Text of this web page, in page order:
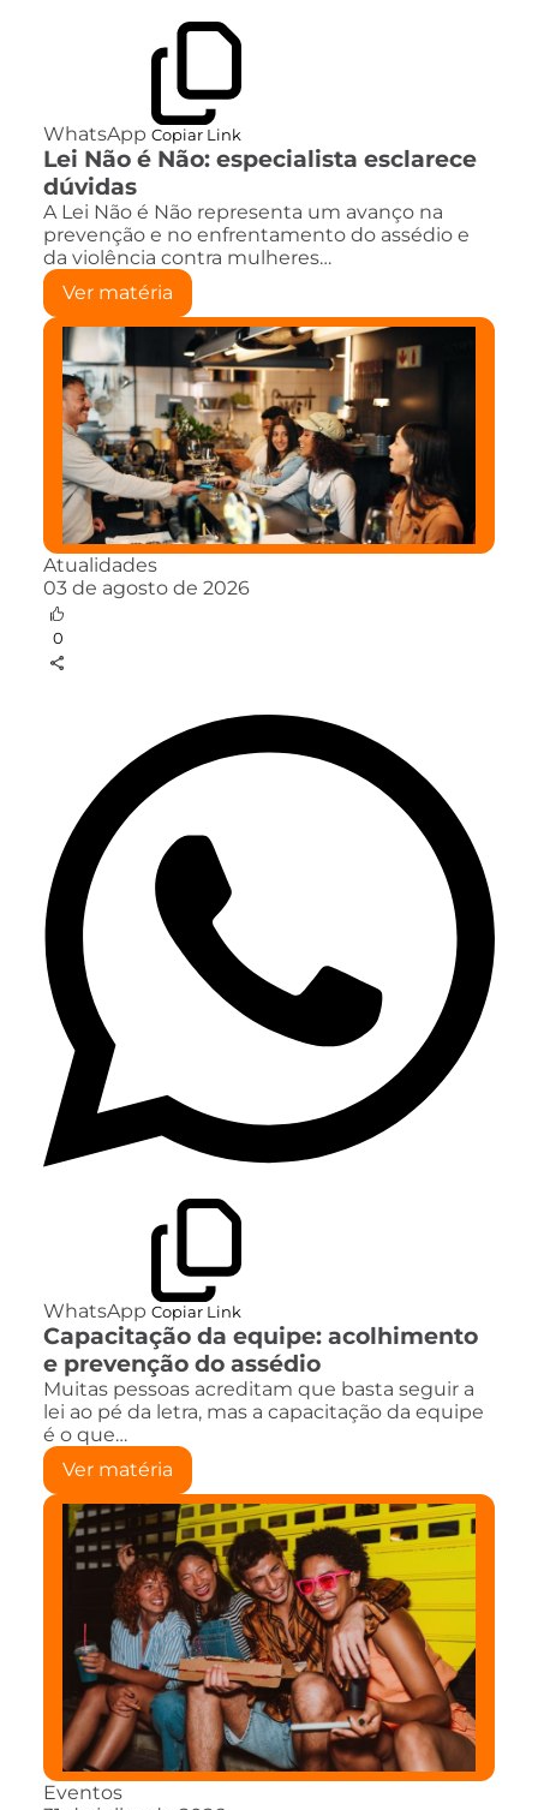
WhatsApp Copiar Link
Lei Não é Não: especialista esclarece
dúvidas
A Lei Não é Não representa um avanço na
prevenção e no enfrentamento do assédio e
da violência contra mulheres…
Ver matéria
Atualidades
03 de agosto de 2026
0
WhatsApp Copiar Link
Capacitação da equipe: acolhimento
e prevenção do assédio
Muitas pessoas acreditam que basta seguir a
lei ao pé da letra, mas a capacitação da equipe
é o que…
Ver matéria
Eventos